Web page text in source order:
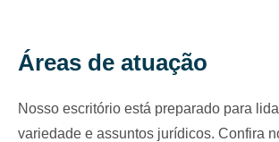
Áreas de atuação
Nosso escritório está preparado para
variedade e assuntos jurídicos. Confira